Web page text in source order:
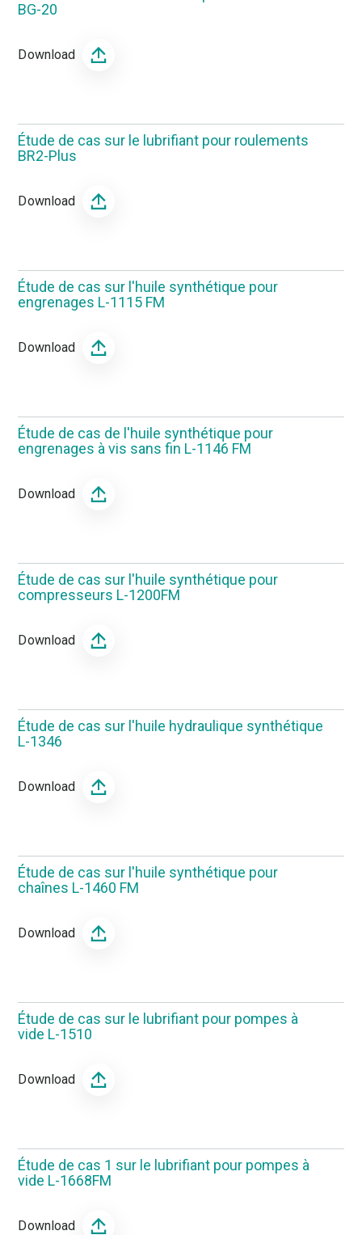
BG-20
Download
Étude de cas sur le lubrifiant pour roulements
BR2-Plus
Download
Étude de cas sur l'huile synthétique pour
engrenages L-1115 FM
Download
Étude de cas de l'huile synthétique pour
engrenages à vis sans fin L-1146 FM
Download
Étude de cas sur l'huile synthétique pour
compresseurs L-1200FM
Download
Étude de cas sur l'huile hydraulique synthétique
L-1346
Download
Étude de cas sur l'huile synthétique pour
chaînes L-1460 FM
Download
Étude de cas sur le lubrifiant pour pompes à
vide L-1510
Download
Étude de cas 1 sur le lubrifiant pour pompes à
vide L-1668FM
Download